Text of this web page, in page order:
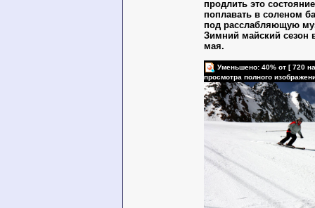
продлить это
поплавать в соленом
под расслабляющую
Зимний майский сезон
мая.
Уменьшено: 40% от [ 720
просмотра полного